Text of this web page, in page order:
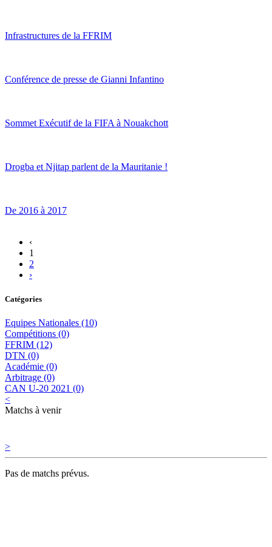
Infrastructures de la FFRIM
Conférence de presse de Gianni Infantino
Sommet Exécutif de la FIFA à Nouakchott
Drogba et Njitap parlent de la Mauritanie !
De 2016 à 2017
‹
1
2
›
Catégories
Equipes Nationales (10)
Compétitions (0)
FFRIM (12)
DTN (0)
Académie (0)
Arbitrage (0)
CAN U-20 2021 (0)
<
Matchs à venir
>
Pas de matchs prévus.